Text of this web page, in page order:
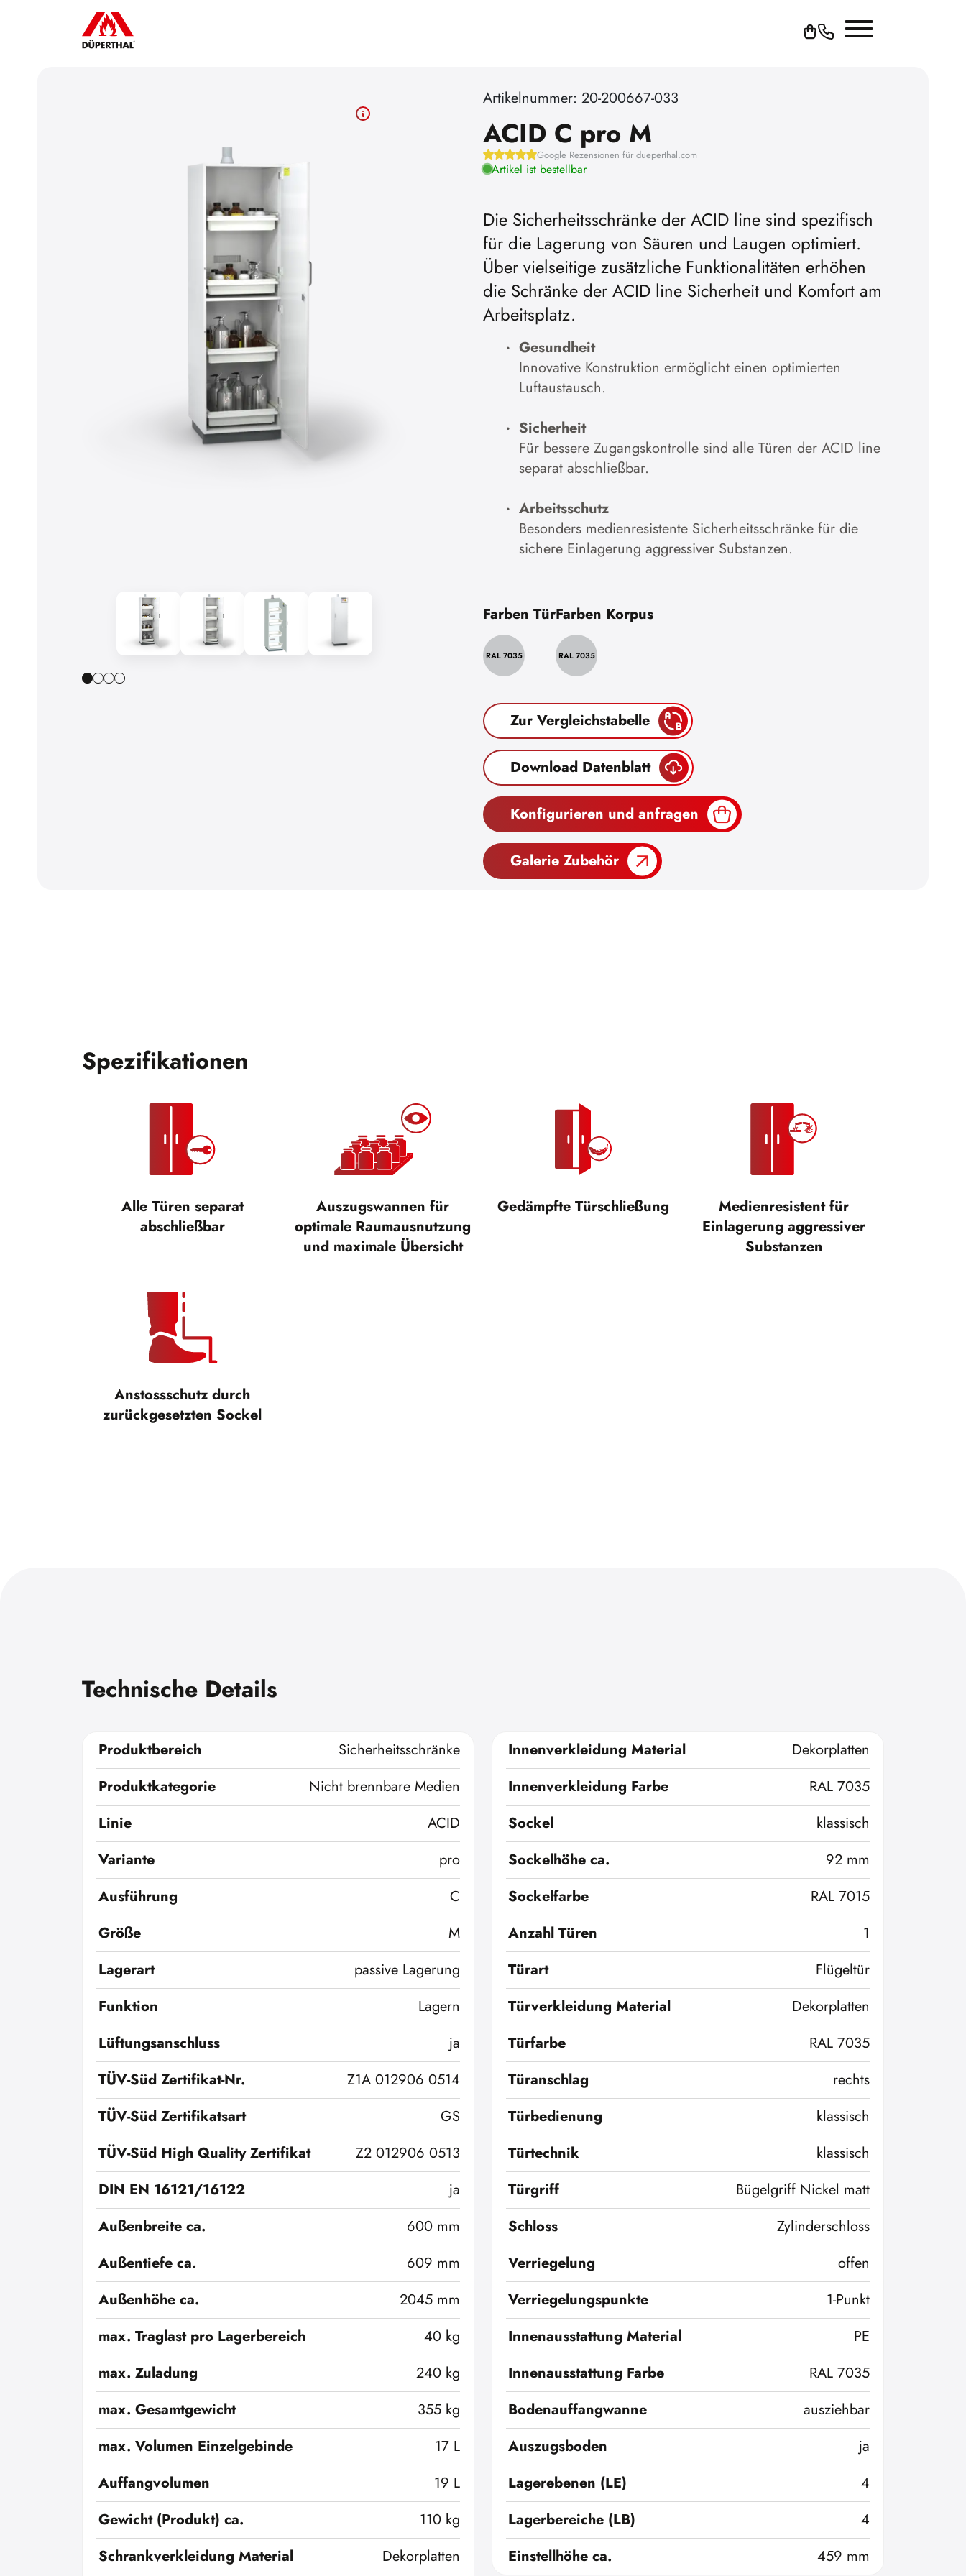
Artikelnummer: 20-200667-033
ACID C pro M
Google Rezensionen für dueperthal.com
Artikel ist bestellbar
Die Sicherheitsschränke der ACID line sind spezifisch
für die Lagerung von Säuren und Laugen optimiert.
Über vielseitige zusätzliche Funktionalitäten erhöhen
die Schränke der ACID line Sicherheit und Komfort am
Arbeitsplatz.
Gesundheit
Innovative Konstruktion ermöglicht einen optimierten
Luftaustausch.
Sicherheit
Für bessere Zugangskontrolle sind alle Türen der ACID line
separat abschließbar.
Arbeitsschutz
Besonders medienresistente Sicherheitsschränke für die
sichere Einlagerung aggressiver Substanzen.
Farben Tür
RAL 7035
Farben Korpus
RAL 7035
Zur Vergleichstabelle
Download Datenblatt
Konfigurieren und anfragen
Galerie Zubehör
Spezifikationen
Alle Türen separat
abschließbar
Auszugswannen für
optimale Raumausnutzung
und maximale Übersicht
Gedämpfte Türschließung
Medienresistent für
Einlagerung aggressiver
Substanzen
Anstossschutz durch
zurückgesetzten Sockel
Technische Details
Produktbereich
Sicherheitsschränke
Produktkategorie
Nicht brennbare Medien
Linie
ACID
Variante
pro
Ausführung
C
Größe
M
Lagerart
passive Lagerung
Funktion
Lagern
Lüftungsanschluss
ja
TÜV-Süd Zertifikat-Nr.
Z1A 012906 0514
TÜV-Süd Zertifikatsart
GS
TÜV-Süd High Quality Zertifikat
Z2 012906 0513
DIN EN 16121/16122
ja
Außenbreite ca.
600 mm
Außentiefe ca.
609 mm
Außenhöhe ca.
2045 mm
max. Traglast pro Lagerbereich
40 kg
max. Zuladung
240 kg
max. Gesamtgewicht
355 kg
max. Volumen Einzelgebinde
17 L
Auffangvolumen
19 L
Gewicht (Produkt) ca.
110 kg
Schrankverkleidung Material
Dekorplatten
Innenverkleidung Material
Dekorplatten
Innenverkleidung Farbe
RAL 7035
Sockel
klassisch
Sockelhöhe ca.
92 mm
Sockelfarbe
RAL 7015
Anzahl Türen
1
Türart
Flügeltür
Türverkleidung Material
Dekorplatten
Türfarbe
RAL 7035
Türanschlag
rechts
Türbedienung
klassisch
Türtechnik
klassisch
Türgriff
Bügelgriff Nickel matt
Schloss
Zylinderschloss
Verriegelung
offen
Verriegelungspunkte
1-Punkt
Innenausstattung Material
PE
Innenausstattung Farbe
RAL 7035
Bodenauffangwanne
ausziehbar
Auszugsboden
ja
Lagerebenen (LE)
4
Lagerbereiche (LB)
4
Einstellhöhe ca.
459 mm